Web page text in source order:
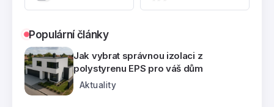
Populární články
Jak vybrat správnou izolaci z
polystyrenu EPS pro váš dům
Aktuality